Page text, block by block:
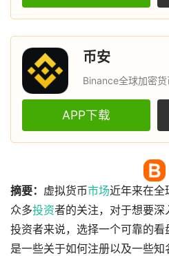
币安
Binance全球加密
APP下载
摘要： 虚拟货币市场近年来在全
众多投资者的关注，对于想要
投资者来说，选择一个可靠的
是一些关于如何注册以及一些知